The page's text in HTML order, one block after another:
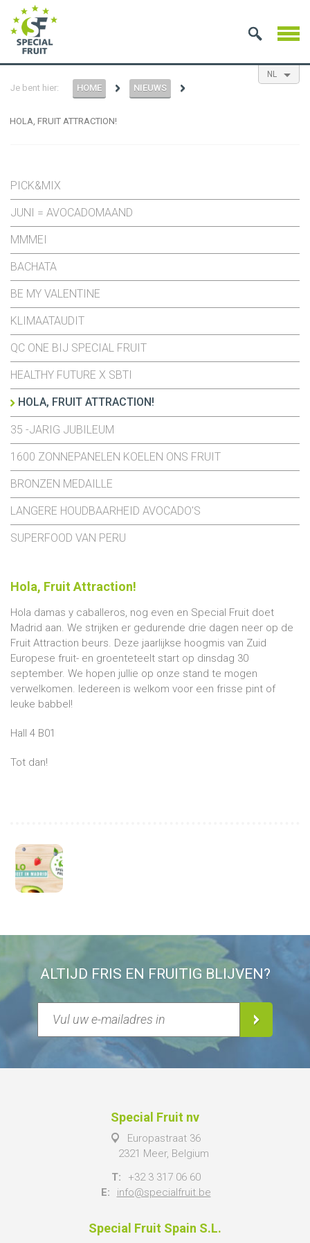
NL
Je bent hier: HOME NIEUWS
HOLA, FRUIT ATTRACTION!
PICK&MIX
JUNI = AVOCADOMAAND
MMMEI
BACHATA
BE MY VALENTINE
KLIMAATAUDIT
QC ONE BIJ SPECIAL FRUIT
HEALTHY FUTURE X SBTI
HOLA, FRUIT ATTRACTION!
35 -JARIG JUBILEUM
1600 ZONNEPANELEN KOELEN ONS FRUIT
BRONZEN MEDAILLE
LANGERE HOUDBAARHEID AVOCADO'S
SUPERFOOD VAN PERU
Hola, Fruit Attraction!
Hola damas y caballeros, nog even en Special Fruit doet
Madrid aan. We strijken er gedurende drie dagen neer op de
Fruit Attraction beurs. Deze jaarlijkse hoogmis van Zuid
Europese fruit- en groenteteelt start op dinsdag 30
september. We hopen jullie op onze stand te mogen
verwelkomen. Iedereen is welkom voor een frisse pint of
leuke babbel!
Hall 4 B01
Tot dan!
ALTIJD FRIS EN FRUITIG BLIJVEN?
Special Fruit nv
Europastraat 36
2321 Meer, Belgium
T:
+32 3 317 06 60
E:
info@specialfruit.be
Special Fruit Spain S.L.